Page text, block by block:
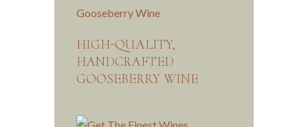
HIGH-QUALITY,
HANDCRAFTED
GOOSEBERRY WINE